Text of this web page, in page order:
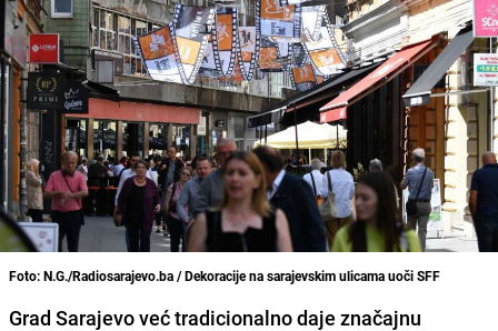
Foto: N.G./Radiosarajevo.ba / Dekoracije na sarajevskim ulicama uoči SFF
Grad Sarajevo već tradicionalno daje značajnu